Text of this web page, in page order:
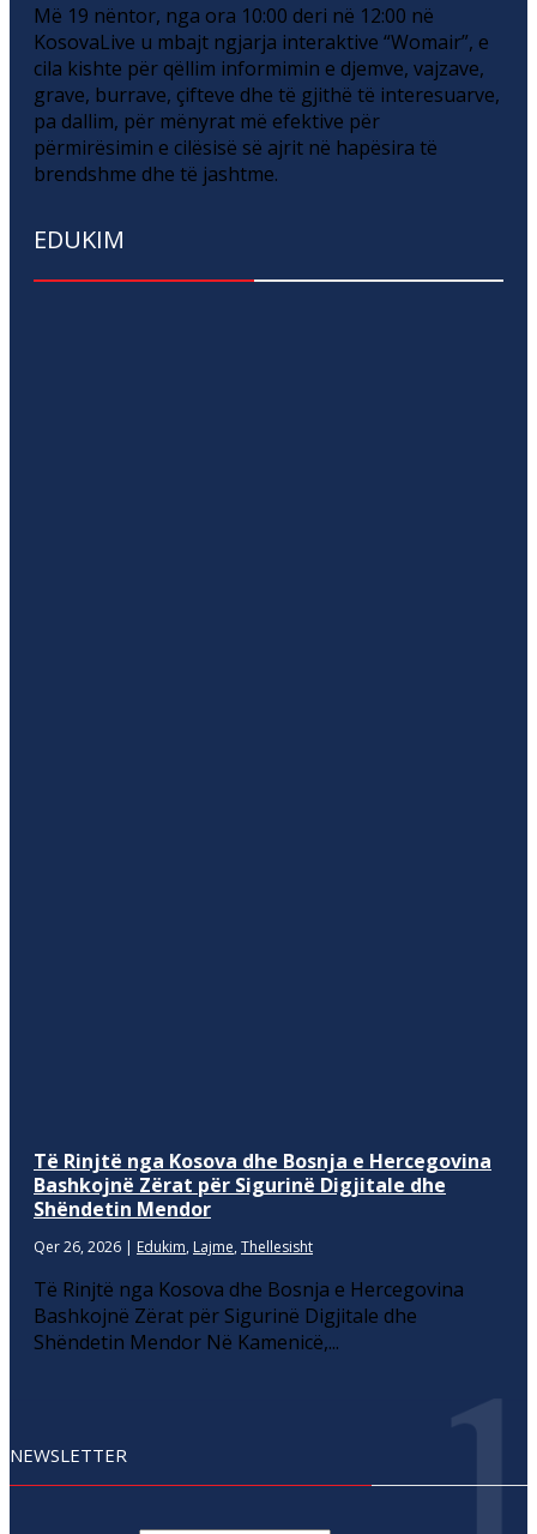
Më 19 nëntor, nga ora 10:00 deri në 12:00 në
KosovaLive u mbajt ngjarja interaktive “Womair”, e
cila kishte për qëllim informimin e djemve, vajzave,
grave, burrave, çifteve dhe të gjithë të interesuarve,
pa dallim, për mënyrat më efektive për
përmirësimin e cilësisë së ajrit në hapësira të
brendshme dhe të jashtme.
EDUKIM
Të Rinjtë nga Kosova dhe Bosnja e Hercegovina
Bashkojnë Zërat për Sigurinë Digjitale dhe
Shëndetin Mendor
Qer 26, 2026 | Edukim, Lajme, Thellesisht
Të Rinjtë nga Kosova dhe Bosnja e Hercegovina
Bashkojnë Zërat për Sigurinë Digjitale dhe
Shëndetin Mendor Në Kamenicë,...
NEWSLETTER